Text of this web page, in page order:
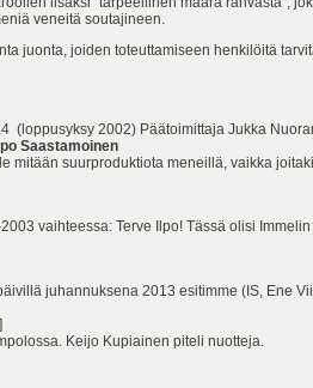
veneitä soutajineen.
juonta, joiden toteuttamiseen henkilöitä
(loppusyksy 2002) Päätoimittaja Jukka
Saastamoinen
mitään suurproduktiota meneillä, vaikka
vaihteessa: Terve Ilpo! Tässä olisi
juhannuksena 2013 esitimme (IS, Ene
Keijo Kupiainen piteli nuotteja.